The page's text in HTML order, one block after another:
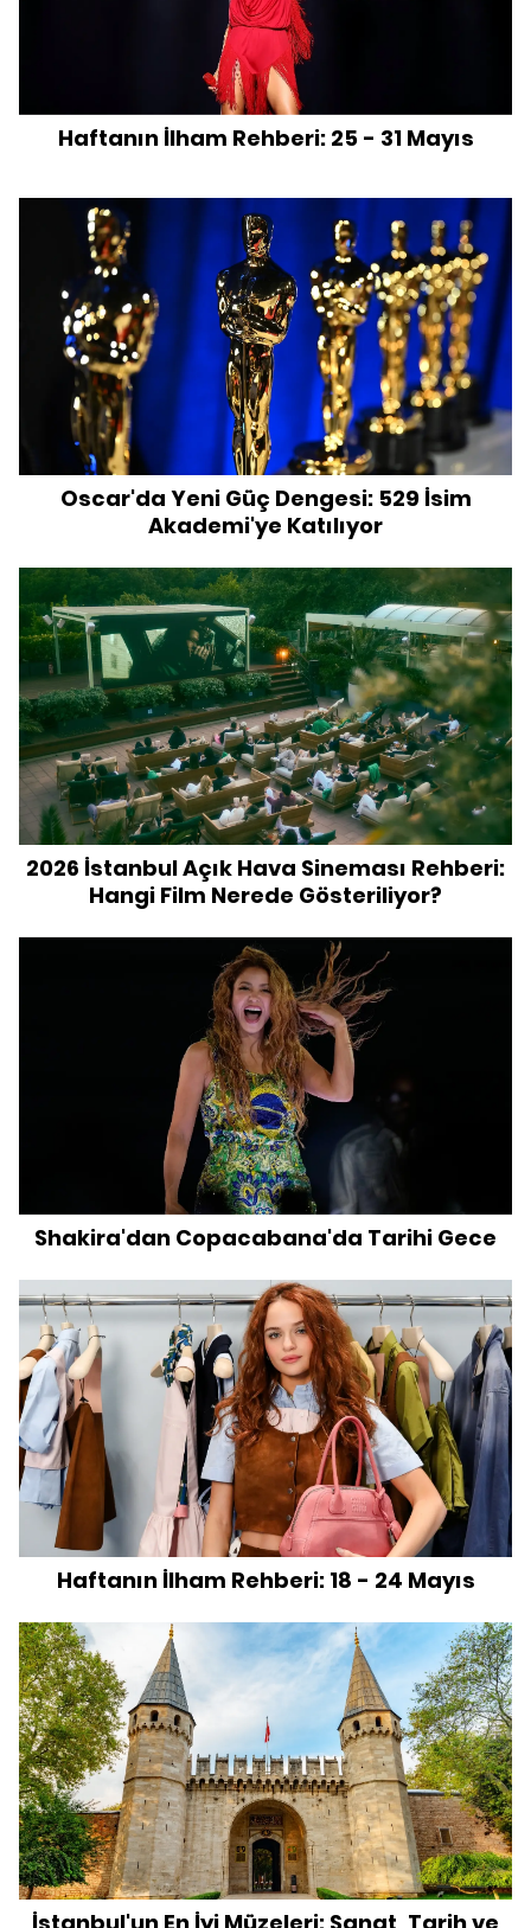
Haftanın İlham Rehberi: 25 - 31 Mayıs
Oscar'da Yeni Güç Dengesi: 529 İsim
Akademi'ye Katılıyor
2026 İstanbul Açık Hava Sineması Rehberi:
Hangi Film Nerede Gösteriliyor?
Shakira'dan Copacabana'da Tarihi Gece
Haftanın İlham Rehberi: 18 - 24 Mayıs